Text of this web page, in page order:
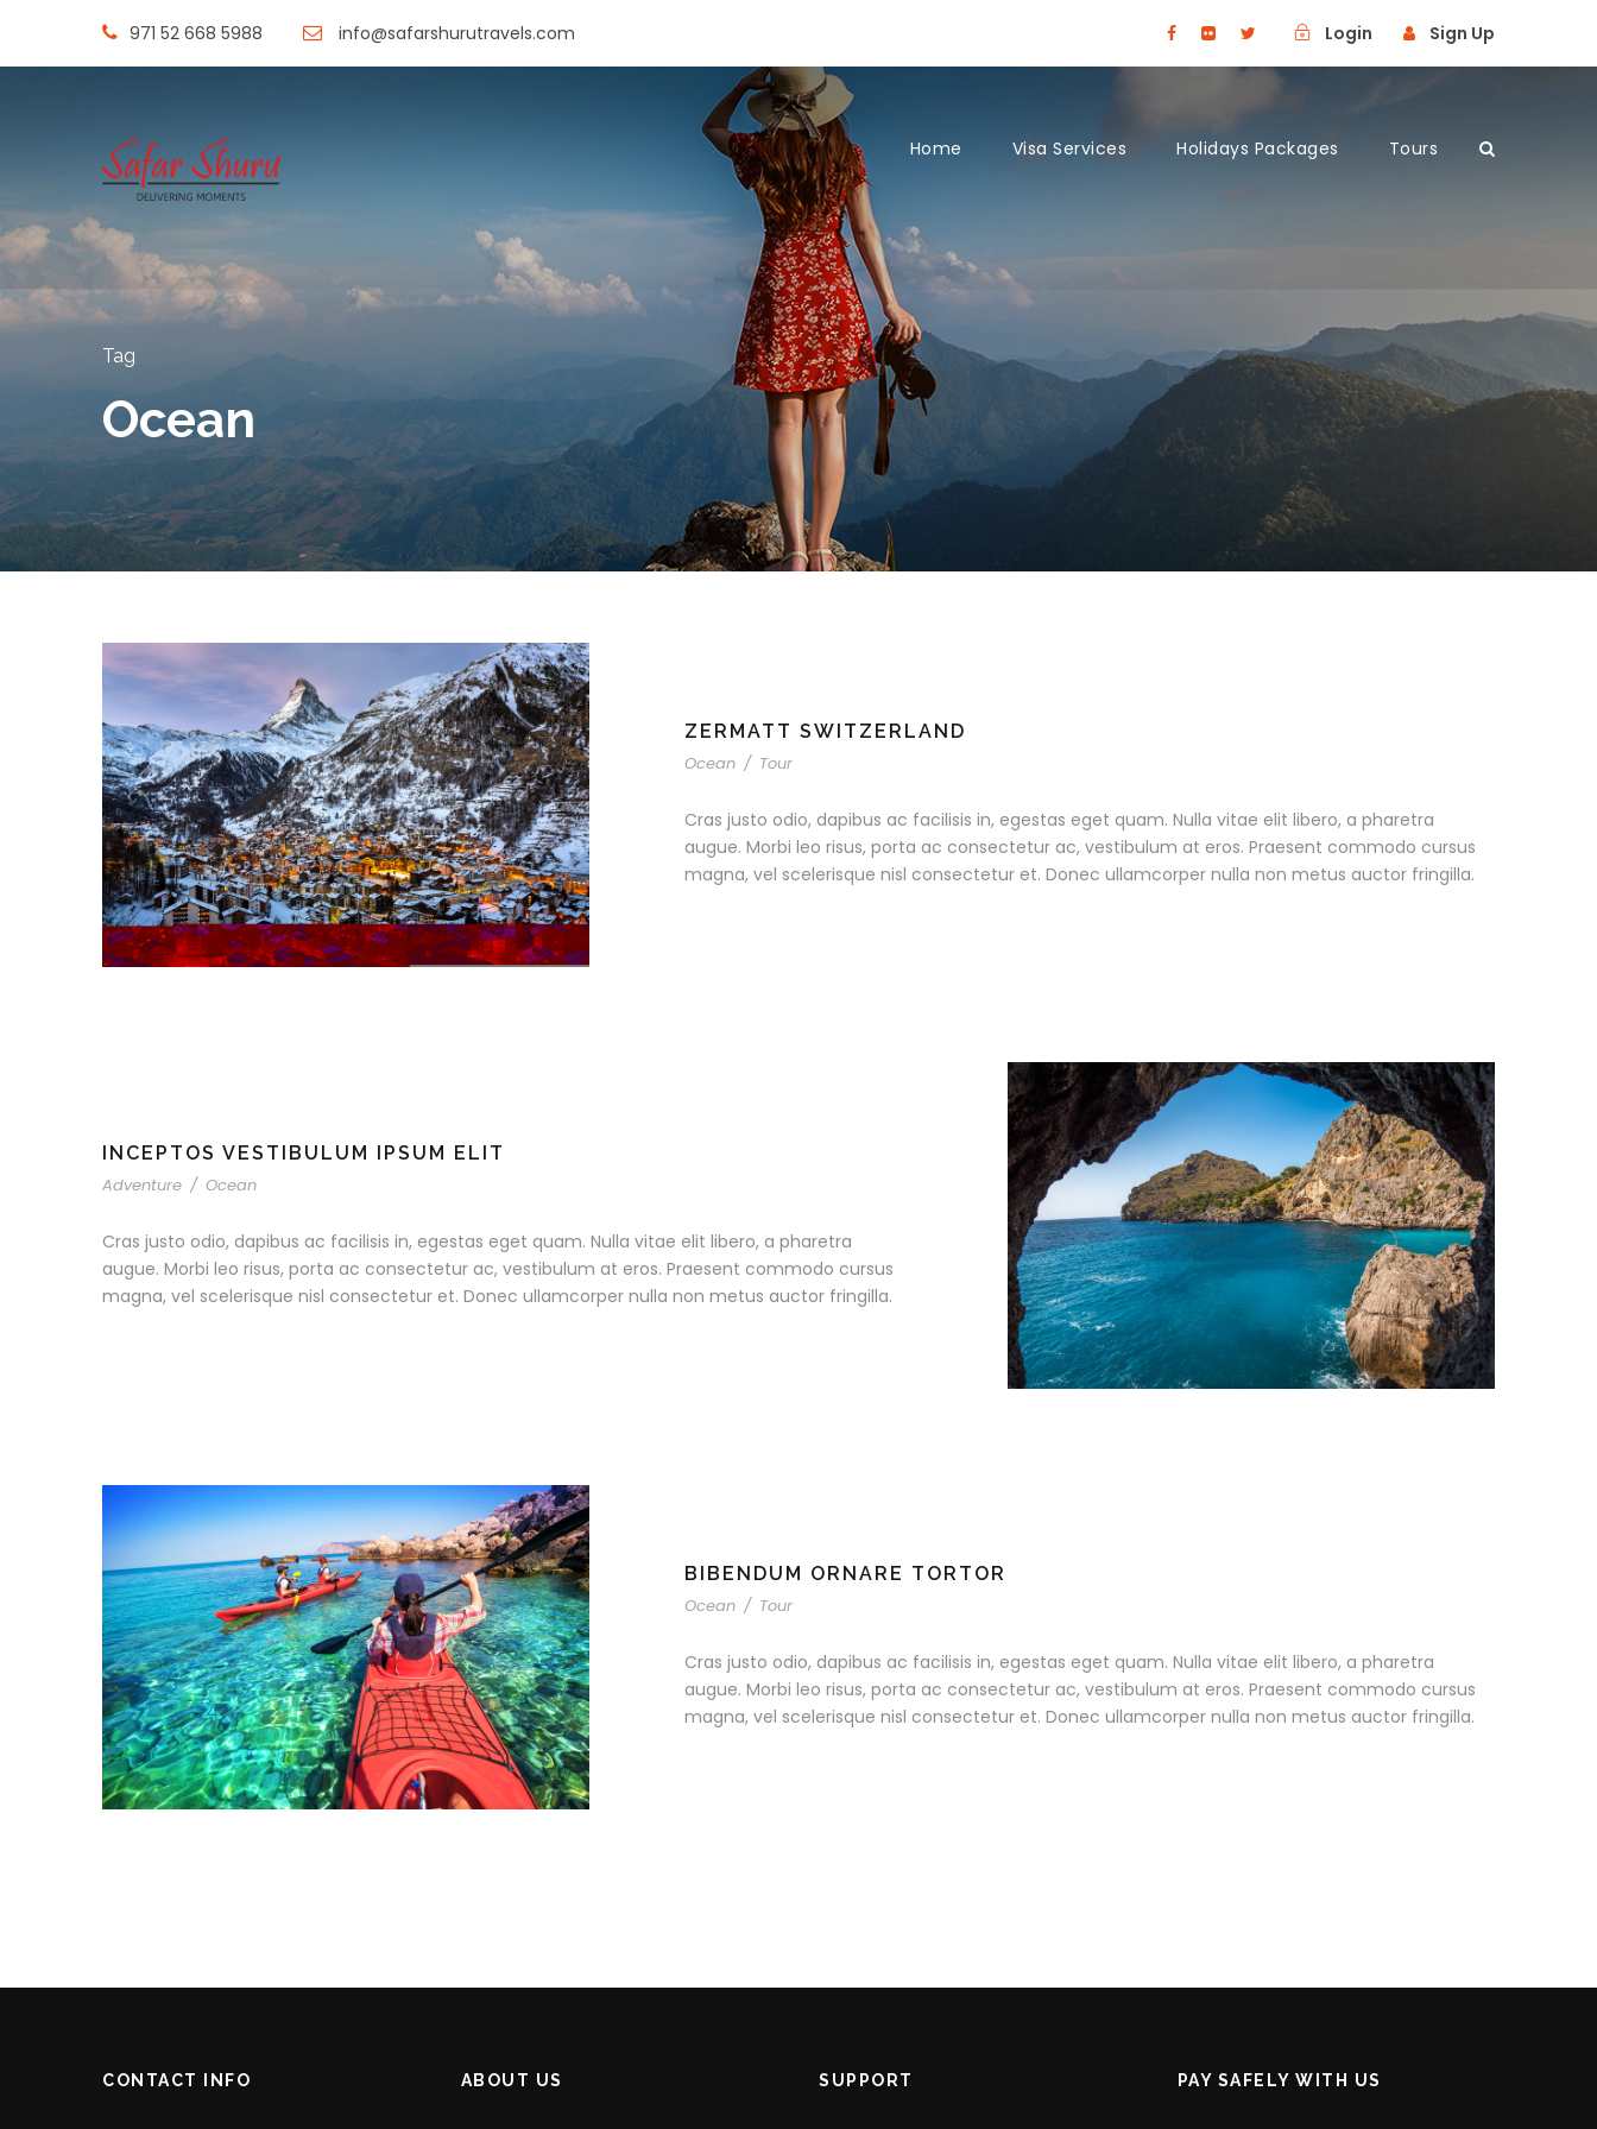
971 52 668 5988 info@safarshurutravels.com Login Sign Up
Home Visa Services Holidays Packages Tours
Tag
Ocean
ZERMATT SWITZERLAND
Ocean / Tour
Cras justo odio, dapibus ac facilisis in, egestas eget quam. Nulla vitae elit libero, a pharetra
augue. Morbi leo risus, porta ac consectetur ac, vestibulum at eros. Praesent commodo cursus
magna, vel scelerisque nisl consectetur et. Donec ullamcorper nulla non metus auctor fringilla.
INCEPTOS VESTIBULUM IPSUM ELIT
Adventure / Ocean
Cras justo odio, dapibus ac facilisis in, egestas eget quam. Nulla vitae elit libero, a pharetra
augue. Morbi leo risus, porta ac consectetur ac, vestibulum at eros. Praesent commodo cursus
magna, vel scelerisque nisl consectetur et. Donec ullamcorper nulla non metus auctor fringilla.
BIBENDUM ORNARE TORTOR
Ocean / Tour
Cras justo odio, dapibus ac facilisis in, egestas eget quam. Nulla vitae elit libero, a pharetra
augue. Morbi leo risus, porta ac consectetur ac, vestibulum at eros. Praesent commodo cursus
magna, vel scelerisque nisl consectetur et. Donec ullamcorper nulla non metus auctor fringilla.
CONTACT INFO ABOUT US SUPPORT PAY SAFELY WITH US